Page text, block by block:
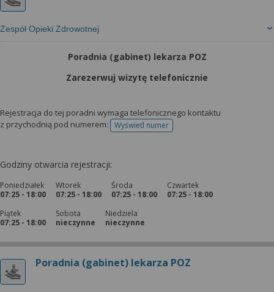
Zespół Opieki Zdrowotnej
Poradnia (gabinet) lekarza POZ
Zarezerwuj wizytę telefonicznie
Rejestracja do tej poradni wymaga telefonicznego kontaktu
z przychodnią pod numerem:
Wyświetl numertelefonu do rejestracji
Godziny otwarcia rejestracji:
Poniedziałek
07:25 - 18:00
Wtorek
07:25 - 18:00
Środa
07:25 - 18:00
Czwartek
07:25 - 18:00
Piątek
07:25 - 18:00
Sobota
nieczynne
Niedziela
nieczynne
Poradnia (gabinet) lekarza POZ